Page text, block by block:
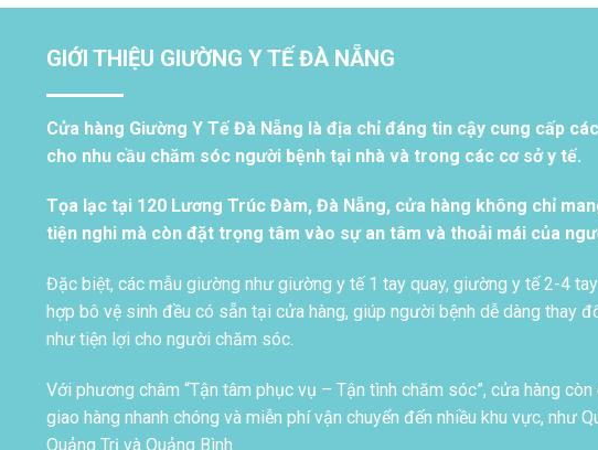
GIỚI THIỆU GIƯỜNG Y TẾ ĐÀ NẴNG
Cửa hàng Giường Y Tế Đà Nẵng là địa chỉ đáng tin cậy cung cấp
cho nhu cầu chăm sóc người bệnh tại nhà và trong các cơ sở y tế.
Tọa lạc tại 120 Lương Trúc Đàm, Đà Nẵng, cửa hàng không chỉ
tiện nghi mà còn đặt trọng tâm vào sự an tâm và thoải mái của
Đặc biệt, các mẫu giường như giường y tế 1 tay quay, giường y tế 2-4
hợp bô vệ sinh đều có sẵn tại cửa hàng, giúp người bệnh dễ dàng thay
như tiện lợi cho người chăm sóc.
Với phương châm “Tận tâm phục vụ – Tận tình chăm sóc”, cửa hàng
giao hàng nhanh chóng và miễn phí vận chuyển đến nhiều khu vực, như
Quảng Trị và Quảng Bình.